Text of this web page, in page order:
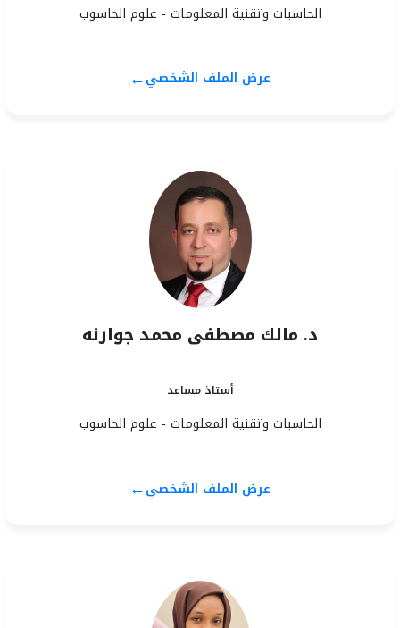
الحاسبات وتقنية المعلومات - علوم الحاسوب
عرض الملف الشخصي←
د. مالك مصطفى محمد جوارنه
أستاذ مساعد
الحاسبات وتقنية المعلومات - علوم الحاسوب
عرض الملف الشخصي←